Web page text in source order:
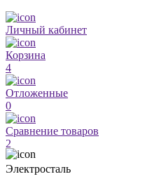
Личный кабинет
Корзина
4
Отложенные
0
Сравнение товаров
2
Электросталь